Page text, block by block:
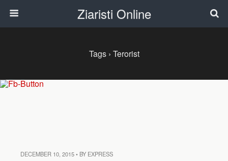
Ziaristi Online
Tags › Terorist
DECEMBER 10, 2015 • BY EXPRESS